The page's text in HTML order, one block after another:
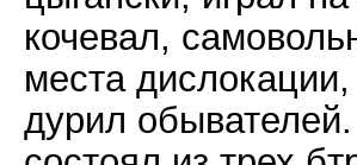
кочевал,
места
дурил